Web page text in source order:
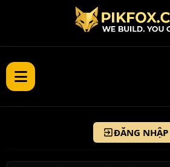
ĐĂNG NHẬP